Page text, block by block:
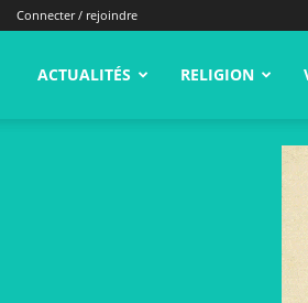
Connecter / rejoindre
ACTUALITÉS RELIGION